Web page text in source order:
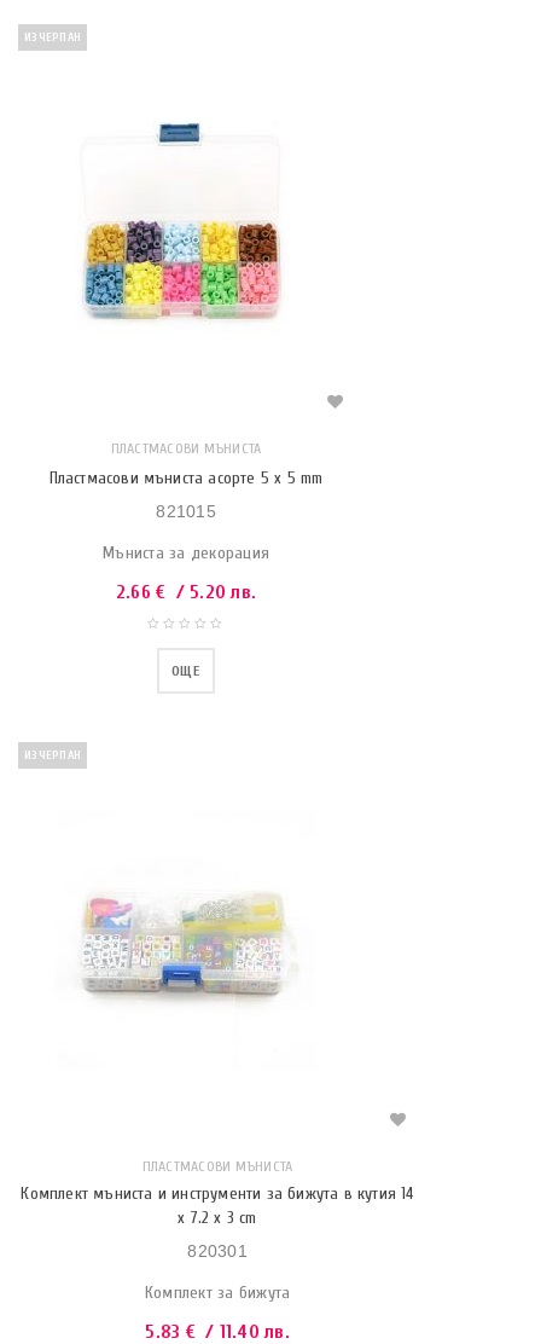
ИЗЧЕРПАН
ПЛАСТМАСОВИ МЪНИСТА
Пластмасови мъниста асорте 5 x 5 mm
821015
Мъниста за декорация
2.66€ / 5.20 лв.
ОЩЕ
ИЗЧЕРПАН
ПЛАСТМАСОВИ МЪНИСТА
Комплект мъниста и инструменти за бижута в кутия 14
x 7.2 x 3 cm
820301
Комплект за бижута
5.83 € / 11.40 лв.